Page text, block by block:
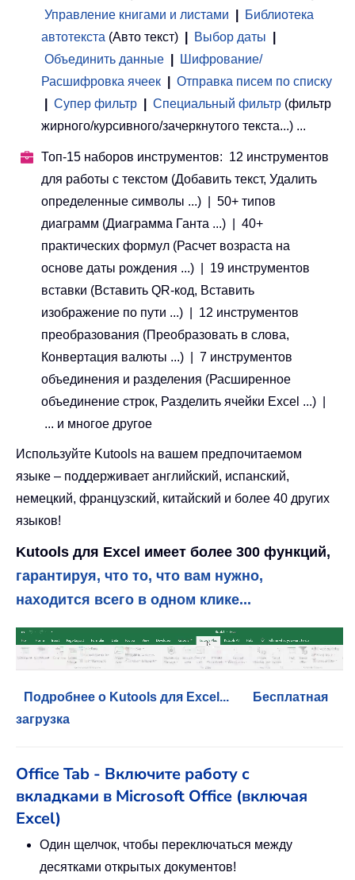
Управление книгами и листами
Библиотека
автотекста (Авто текст) Выбор даты
Объединить данные
Шифрование/
Расшифровка ячеек
Отправка писем по списку
Супер фильтр Специальный фильтр (фильтр
жирного/курсивного/зачеркнутого текста...) ...
Топ-15 наборов инструментов: 12 инструментов
для работы с текстом (Добавить текст, Удалить
определенные символы ...) | 50+ типов
диаграмм (Диаграмма Ганта ...) | 40+
практических формул (Расчет возраста на
основе даты рождения ...) | 19 инструментов
вставки (Вставить QR-код, Вставить
изображение по пути ...) | 12 инструментов
преобразования (Преобразовать в слова,
Конвертация валюты ...) | 7 инструментов
объединения и разделения (Расширенное
объединение строк, Разделить ячейки Excel ...) |
... и многое другое
Используйте Kutools на вашем предпочитаемом
языке – поддерживает английский, испанский,
немецкий, французский, китайский и более 40 других
языков!
Kutools для Excel имеет более 300 функций,
гарантируя, что то, что вам нужно,
находится всего в одном клике...
Подробнее о Kutools для Excel...
Бесплатная
загрузка
Office Tab - Включите работу с
вкладками в Microsoft Office (включая
Excel)
Один щелчок, чтобы переключаться между
десятками открытых документов!